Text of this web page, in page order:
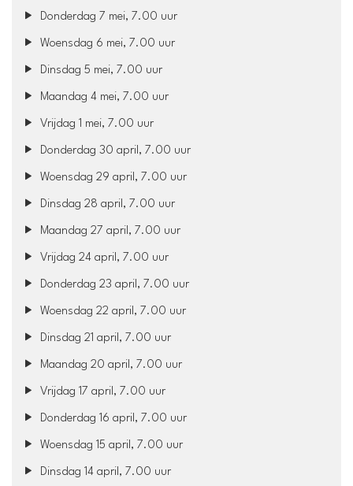
Donderdag 7 mei, 7.00 uur
Woensdag 6 mei, 7.00 uur
Dinsdag 5 mei, 7.00 uur
Maandag 4 mei, 7.00 uur
Vrijdag 1 mei, 7.00 uur
Donderdag 30 april, 7.00 uur
Woensdag 29 april, 7.00 uur
Dinsdag 28 april, 7.00 uur
Maandag 27 april, 7.00 uur
Vrijdag 24 april, 7.00 uur
Donderdag 23 april, 7.00 uur
Woensdag 22 april, 7.00 uur
Dinsdag 21 april, 7.00 uur
Maandag 20 april, 7.00 uur
Vrijdag 17 april, 7.00 uur
Donderdag 16 april, 7.00 uur
Woensdag 15 april, 7.00 uur
Dinsdag 14 april, 7.00 uur